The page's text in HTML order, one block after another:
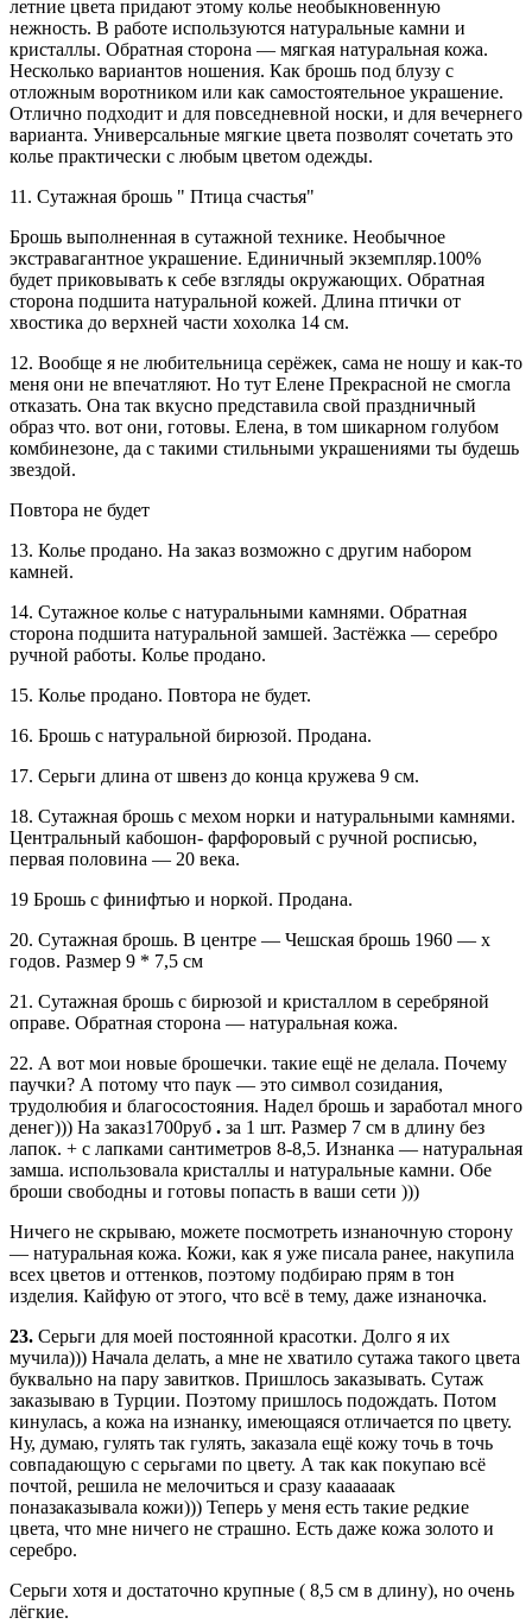
летние цвета придают этому колье необыкновенную
нежность. В работе используются натуральные камни и
кристаллы. Обратная сторона — мягкая натуральная кожа.
Несколько вариантов ношения. Как брошь под блузу с
отложным воротником или как самостоятельное украшение.
Отлично подходит и для повседневной носки, и для вечернего
варианта. Универсальные мягкие цвета позволят сочетать это
колье практически с любым цветом одежды.
11. Сутажная брошь " Птица счастья"
Брошь выполненная в сутажной технике. Необычное
экстравагантное украшение. Единичный экземпляр.100%
будет приковывать к себе взгляды окружающих. Обратная
сторона подшита натуральной кожей. Длина птички от
хвостика до верхней части хохолка 14 см.
12. Вообще я не любительница серёжек, сама не ношу и как-то
меня они не впечатляют. Но тут Елене Прекрасной не смогла
отказать. Она так вкусно представила свой праздничный
образ что. вот они, готовы. Елена, в том шикарном голубом
комбинезоне, да с такими стильными украшениями ты будешь
звездой.
Повтора не будет
13. Колье продано. На заказ возможно с другим набором
камней.
14. Сутажное колье с натуральными камнями. Обратная
сторона подшита натуральной замшей. Застёжка — серебро
ручной работы. Колье продано.
15. Колье продано. Повтора не будет.
16. Брошь с натуральной бирюзой. Продана.
17. Серьги длина от швенз до конца кружева 9 см.
18. Сутажная брошь с мехом норки и натуральными камнями.
Центральный кабошон- фарфоровый с ручной росписью,
первая половина — 20 века.
19 Брошь с финифтью и норкой. Продана.
20. Сутажная брошь. В центре — Чешская брошь 1960 — х
годов. Размер 9 * 7,5 см
21. Сутажная брошь с бирюзой и кристаллом в серебряной
оправе. Обратная сторона — натуральная кожа.
22. А вот мои новые брошечки. такие ещё не делала. Почему
паучки? А потому что паук — это символ созидания,
трудолюбия и благосостояния. Надел брошь и заработал много
денег))) На заказ1700руб . за 1 шт. Размер 7 см в длину без
лапок. + с лапками сантиметров 8-8,5. Изнанка — натуральная
замша. использовала кристаллы и натуральные камни. Обе
броши свободны и готовы попасть в ваши сети )))
Ничего не скрываю, можете посмотреть изнаночную сторону
— натуральная кожа. Кожи, как я уже писала ранее, накупила
всех цветов и оттенков, поэтому подбираю прям в тон
изделия. Кайфую от этого, что всё в тему, даже изнаночка.
23. Серьги для моей постоянной красотки. Долго я их
мучила))) Начала делать, а мне не хватило сутажа такого цвета
буквально на пару завитков. Пришлось заказывать. Сутаж
заказываю в Турции. Поэтому пришлось подождать. Потом
кинулась, а кожа на изнанку, имеющаяся отличается по цвету.
Ну, думаю, гулять так гулять, заказала ещё кожу точь в точь
совпадающую с серьгами по цвету. А так как покупаю всё
почтой, решила не мелочиться и сразу каааааак
поназаказывала кожи))) Теперь у меня есть такие редкие
цвета, что мне ничего не страшно. Есть даже кожа золото и
серебро.
Серьги хотя и достаточно крупные ( 8,5 см в длину), но очень
лёгкие.